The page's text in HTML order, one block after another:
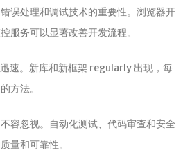
误处理和调试技术的重要性。浏览器开
服务可以显著改善开发流程。
速。新库和新框架 regularly 出现，每
方法。
容忽视。自动化测试、代码审查和安全
量和可靠性。